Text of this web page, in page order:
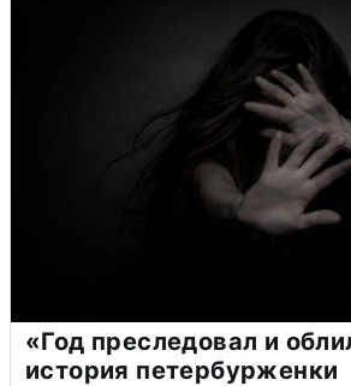
«Год преследовал и
история петербурженки